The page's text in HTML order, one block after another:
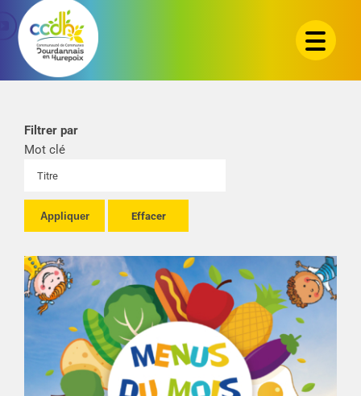
Passer
contenu
Filtrer par
Mot clé
Appliquer